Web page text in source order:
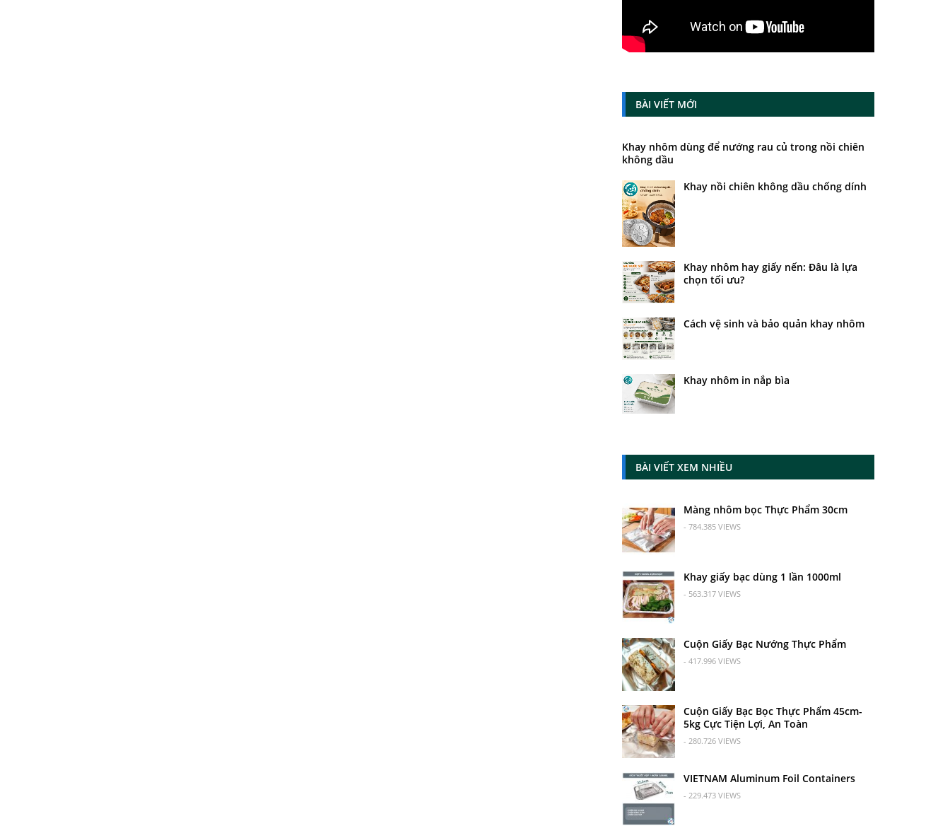
BÀI VIẾT MỚI
Khay nhôm dùng để nướng rau củ trong nồi chiên
không dầu
Khay nồi chiên không dầu chống dính
Khay nhôm hay giấy nến: Đâu là lựa
chọn tối ưu?
Cách vệ sinh và bảo quản khay nhôm
Khay nhôm in nắp bìa
BÀI VIẾT XEM NHIỀU
Màng nhôm bọc Thực Phẩm 30cm
- 784.385 VIEWS
Khay giấy bạc dùng 1 lần 1000ml
- 563.317 VIEWS
Cuộn Giấy Bạc Nướng Thực Phẩm
- 417.996 VIEWS
Cuộn Giấy Bạc Bọc Thực Phẩm 45cm-
5kg Cực Tiện Lợi, An Toàn
- 280.726 VIEWS
VIETNAM Aluminum Foil Containers
- 229.473 VIEWS